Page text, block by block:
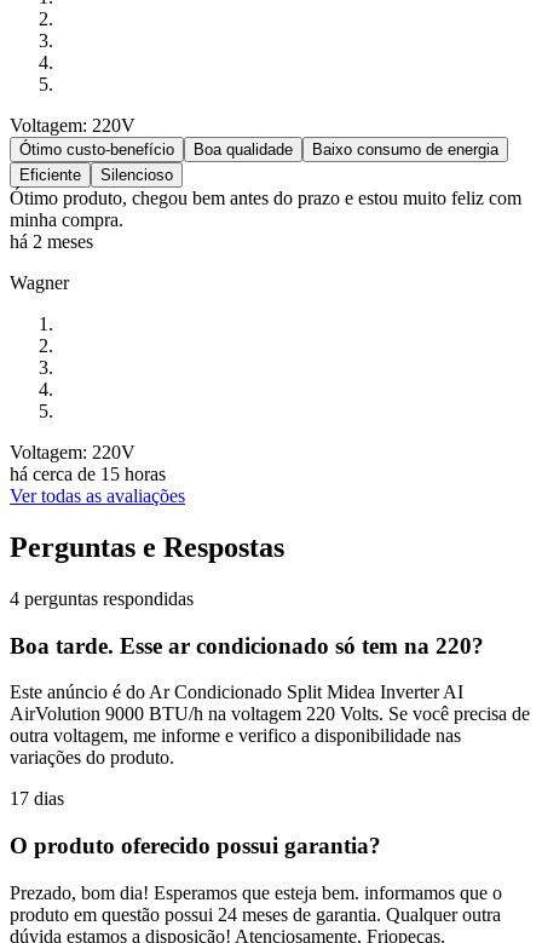
Voltagem: 220V
Ótimo custo-benefício Boa qualidade
Baixo consumo de energia
Eficiente
Silencioso
Ótimo produto, chegou bem antes do prazo e estou muito feliz com
minha compra.
há 2 meses
Wagner
Voltagem: 220V
há cerca de 15 horas
Ver todas as avaliações
Perguntas e Respostas
4 perguntas respondidas
Boa tarde. Esse ar condicionado só tem na 220?
Este anúncio é do Ar Condicionado Split Midea Inverter AI
AirVolution 9000 BTU/h na voltagem 220 Volts. Se você precisa de
outra voltagem, me informe e verifico a disponibilidade nas
variações do produto.
17 dias
O produto oferecido possui garantia?
Prezado, bom dia! Esperamos que esteja bem. informamos que o
produto em questão possui 24 meses de garantia. Qualquer outra
dúvida estamos a disposição! Atenciosamente, Friopeças.